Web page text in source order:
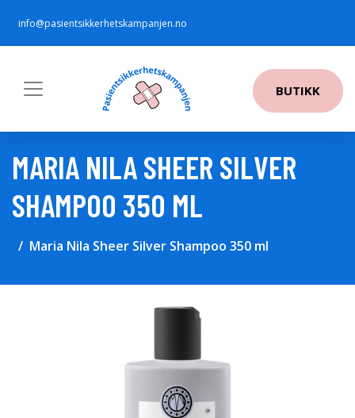
info@pasientsikkerhetskampanjen.no
BUTIKK
MARIA NILA SHEER SILVER
SHAMPOO 350 ML
Maria Nila Sheer Silver Shampoo 350 ml